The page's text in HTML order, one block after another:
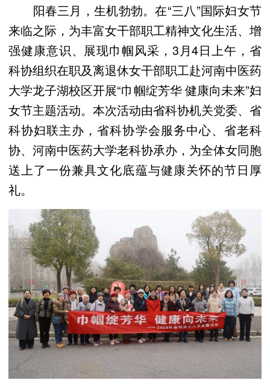
阳春三月，生机勃勃。在“三八”国际妇女节
来临之际，为丰富女干部职工精神文化生活、增
强健康意识、展现巾帼风采，3月4日上午，省
科协组织在职及离退休女干部职工赴河南中医药
大学龙子湖校区开展“巾帼绽芳华 健康向未来”妇
女节主题活动。本次活动由省科协机关党委、省
科协妇联主办，省科协学会服务中心、省老科
协、河南中医药大学老科协承办，为全体女同胞
送上了一份兼具文化底蕴与健康关怀的节日厚
礼。